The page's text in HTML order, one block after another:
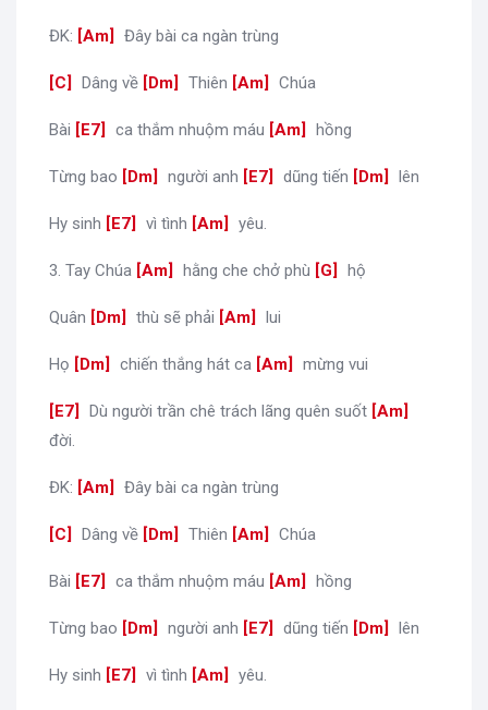
ĐK: [Am Đây bài ca ngàn trùng
[C Dâng về [Dm Thiên [Am Chúa
Bài [E7 ca thắm nhuộm máu [Am hồng
Từng bao [Dm người anh [E7 dũng tiến [Dm lên
Hy sinh [E7 vì tình [Am yêu.
3. Tay Chúa [Am hằng che chở phù [G hộ
Quân [Dm thù sẽ phải [Am lui
Họ [Dm chiến thắng hát ca [Am mừng vui
[E7 Dù người trần chê trách lãng quên suốt [Am
đời.
ĐK: [Am Đây bài ca ngàn trùng
[C Dâng về [Dm Thiên [Am Chúa
Bài [E7 ca thắm nhuộm máu [Am hồng
Từng bao [Dm người anh [E7 dũng tiến [Dm lên
Hy sinh [E7 vì tình [Am yêu.